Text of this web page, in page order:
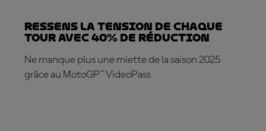
Ressens la tension de chaque
tour avec 40% de réduction
Ne manque plus une miette de la saison 2025
grâce au MotoGP™ VideoPass